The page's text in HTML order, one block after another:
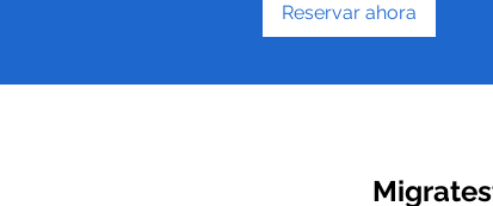
Reservar ahora